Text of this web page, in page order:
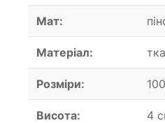
Мат:
Матеріал:
Розміри:
Висота: 4